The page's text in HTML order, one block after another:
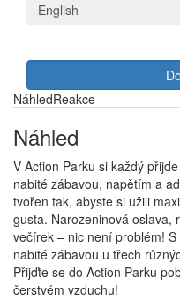
English
NáhledReakce
Náhled
V Action Parku si každý
nabité zábavou, napětím a
tvořen tak, abyste si užili
gusta. Narozeninová oslava,
večírek – nic není problém!
nabité zábavou u třech
Přijďte se do Action Parku
čerstvém vzduchu!